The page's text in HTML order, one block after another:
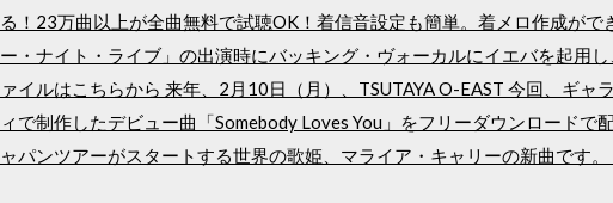
る！23万曲以上が全曲無料で試聴OK！着信音設定も簡単。着メロ作成が
ー・ナイト・ライブ」の出演時にバッキング・ヴォーカルにイエバを起用
ァイルはこちらから 来年、2月10日（月）、TSUTAYA O-EAST 今回、ギ
ィで制作したデビュー曲「Somebody Loves You」をフリーダウンロード
ャパンツアーがスタートする世界の歌姫、マライア・キャリーの新曲です。